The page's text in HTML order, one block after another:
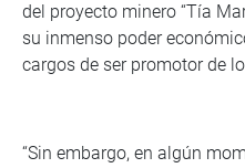
del proyecto minero “Tía
su inmenso poder
cargos de ser promotor de
“Sin embargo, en algún